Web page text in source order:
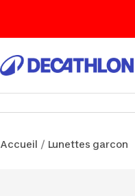
Decathlon
Accueil Lunettes garcon